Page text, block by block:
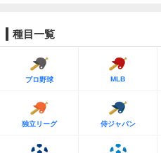
種目一覧
プロ野球 MLB
独立リーグ 侍ジャパン